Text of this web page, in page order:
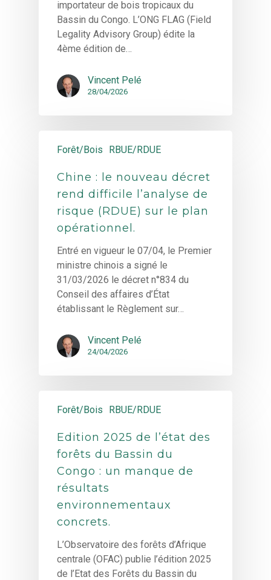
importateur de bois tropicaux du
Bassin du Congo. L’ONG FLAG (Field
Legality Advisory Group) édite la
4ème édition de…
Vincent Pelé
28/04/2026
Forêt/Bois RBUE/RDUE
Chine : le nouveau décret
rend difficile l’analyse de
risque (RDUE) sur le plan
opérationnel.
Entré en vigueur le 07/04, le Premier
ministre chinois a signé le
31/03/2026 le décret n°834 du
Conseil des affaires d’État
établissant le Règlement sur…
Vincent Pelé
24/04/2026
Forêt/Bois RBUE/RDUE
Edition 2025 de l’état des
forêts du Bassin du
Congo : un manque de
résultats
environnementaux
concrets.
L’Observatoire des forêts d’Afrique
centrale (OFAC) publie l’édition 2025
de l’Etat des Forêts du Bassin du